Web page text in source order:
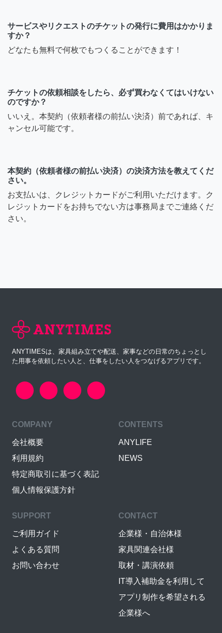
サービスやリクエストのチケットの発行に費用はかかりま
すか？
どなたも無料で何枚でもつくることができます！
チケットの依頼相談をしたら、必ず買わなくてはいけない
のですか？
いいえ。本契約（依頼者様の前払い決済）前であれば、キ
ャンセル可能です。
本契約（依頼者様の前払い決済）の決済方法を教えてくだ
さい。
お支払いは、クレジットカードがご利用いただけます。ク
レジットカードをお持ちでない方は事務局までご連絡くだ
さい。
ANYTIMESは、家具組み立てや配送、家事などの日常のちょっとし
た用事を依頼したい人と、仕事をしたい人をつなげるアプリです。
COMPANY
会社概要
利用規約
特定商取引に基づく表記
個人情報保護方針
CONTENTS
ANYLIFE
NEWS
SUPPORT
ご利用ガイド
よくある質問
お問い合わせ
CONTACT
企業様・自治体様
家具関連会社様
取材・講演依頼
IT導入補助金を利用して
アプリ制作を希望される
企業様へ